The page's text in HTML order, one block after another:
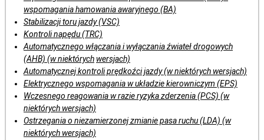
wspomagania hamowania awaryjnego (BA)
Stabilizacji toru jazdy (VSC)
Kontroli napędu (TRC)
Automatycznego włączania i wyłączania źwiateł drogowych
(AHB) (w niektórych wersjach)
Automatycznej kontroli prędkoźci jazdy (w niektórych wersjach)
Elektrycznego wspomagania w układzie kierowniczym (EPS)
Wczesnego reagowania w razie ryzyka zderzenia (PCS) (w
niektórych wersjach)
Ostrzegania o niezamierzonej zmianie pasa ruchu (LDA) (w
niektórych wersjach)